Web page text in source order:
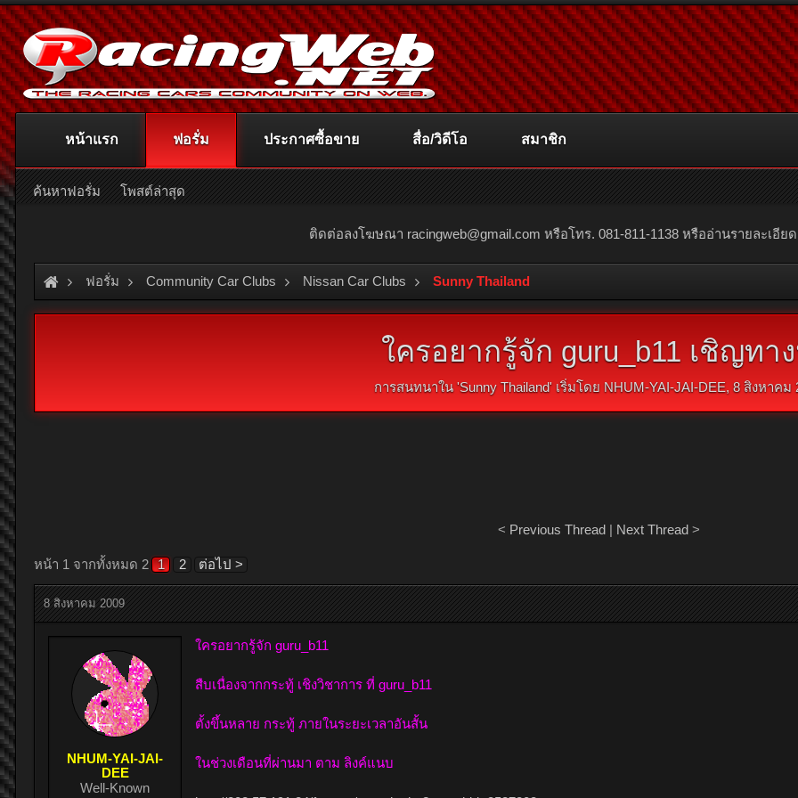
ติดต่อลงโฆษณา racingweb@gmail.com หรือโทร. 081-811-1138 หรืออ่านรายละเอีย
ฟอรั่ม Community Car Clubs Nissan Car Clubs Sunny Thailand
ใครอยากรู้จัก guru_b11 เชิญทา
การสนทนาใน 'Sunny Thailand' เริ่มโดย NHUM-YAI-JAI-DEE, 8 สิงหาคม
< Previous Thread| Next Thread>
หน้า 1 จากทั้งหมด 2 1 2 ต่อไป >
8 สิงหาคม 2009
NHUM-YAI-JAI-
DEE
Well-Known
ใครอยากรู้จัก guru_b11
สืบเนื่องจากกระทู้ เชิงวิชาการ ที่ guru_b11
ตั้งขึ้นหลาย กระทู้ ภายในระยะเวลาอันสั้น
ในช่วงเดือนที่ผ่านมา ตาม ลิงค์แนบ
หน้าแรก ฟอรั่ม
ค้นหาฟอรั่ม โพสต์ล่าสุด
ประกาศซื้อขาย สื่อ/วิดีโอ สมาชิก